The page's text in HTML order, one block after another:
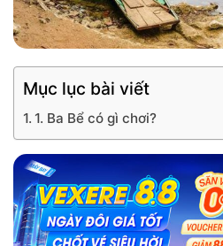
Mục lục bài viết
1. Ba Bể có gì chơi?